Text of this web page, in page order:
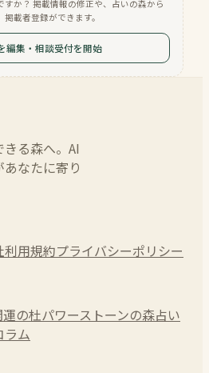
すか？ 掲載情報の修正や、占いの森から
載者登録ができます。
編集・相談受付を開始
る森へ。AI
なたに寄り
利用規約プライバシーポリシー
運の杜パワーストーンの森占い
ラム